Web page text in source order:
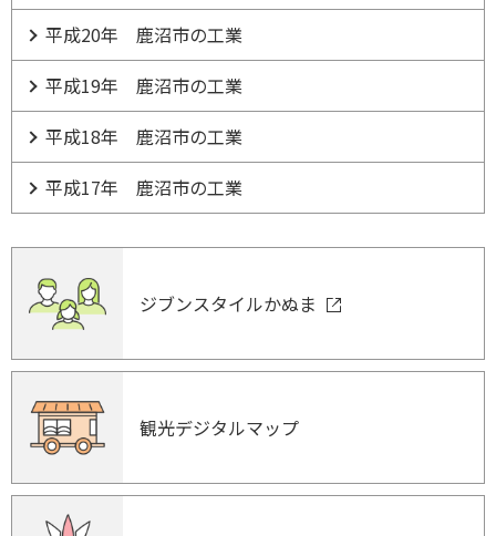
平成20年 鹿沼市の工業
平成19年 鹿沼市の工業
平成18年 鹿沼市の工業
平成17年 鹿沼市の工業
ジブンスタイルかぬま
観光デジタルマップ